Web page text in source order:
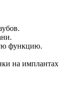
функцию.
на имплантах